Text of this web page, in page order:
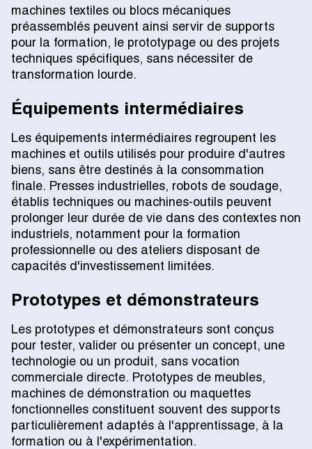
machines textiles ou blocs mécaniques
préassemblés peuvent ainsi servir de supports
pour la formation, le prototypage ou des projets
techniques spécifiques, sans nécessiter de
transformation lourde.
Équipements intermédiaires
Les équipements intermédiaires regroupent les
machines et outils utilisés pour produire d'autres
biens, sans être destinés à la consommation
finale. Presses industrielles, robots de soudage,
établis techniques ou machines-outils peuvent
prolonger leur durée de vie dans des contextes non
industriels, notamment pour la formation
professionnelle ou des ateliers disposant de
capacités d'investissement limitées.
Prototypes et démonstrateurs
Les prototypes et démonstrateurs sont conçus
pour tester, valider ou présenter un concept, une
technologie ou un produit, sans vocation
commerciale directe. Prototypes de meubles,
machines de démonstration ou maquettes
fonctionnelles constituent souvent des supports
particulièrement adaptés à l'apprentissage, à la
formation ou à l'expérimentation.